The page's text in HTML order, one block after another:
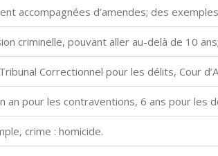
accompagnées d’amendes; des
criminelle, pouvant aller au-delà de 10
Correctionnel pour les délits, Cour
an pour les contraventions, 6 ans pour les
crime : homicide.